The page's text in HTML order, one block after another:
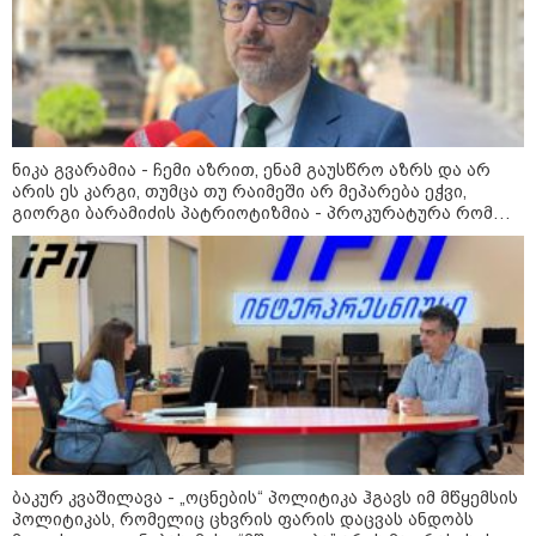
ბიჭის საქმეში: რას ამბობს
გურამ დადიანიძის დედა
09:52 / 07-08-2026
მიიღო თუ არა გამოძიებამ
რას პასუხობს კითხვაზე ნია
იმნაძის ადვოკატი
კატეგორიის ყველა სიახლე
„რუსთაველზე მდებარე
გაუქმებებს იღებენ, საკმაოდ დიდი
ზარალისკენ წავალთ - მეგონა,
ნიკა გვარამია - ჩემი აზრით, ენამ გაუსწრო აზრს და არ
არის ეს კარგი, თუმცა თუ რაიმეში არ მეპარება ეჭვი,
გიორგი ბარამიძის პატრიოტიზმია - პროკურატურა რომ
პოლიტიკურ დევნას ახორციელებს, ამასაც არ სჭირდება
მტკიცება
ბაკურ კვაშილავა - „ოცნების“ პოლიტიკა ჰგავს იმ მწყემსის
პოლიტიკას, რომელიც ცხვრის ფარის დაცვას ანდობს